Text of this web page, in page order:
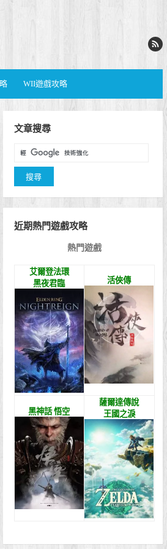
WII遊戲攻略
文章搜尋
近期熱門遊戲攻略
熱門遊戲
艾爾登法環
黑夜君臨
活俠傳
黑神話 悟空
薩爾達傳說
王國之淚